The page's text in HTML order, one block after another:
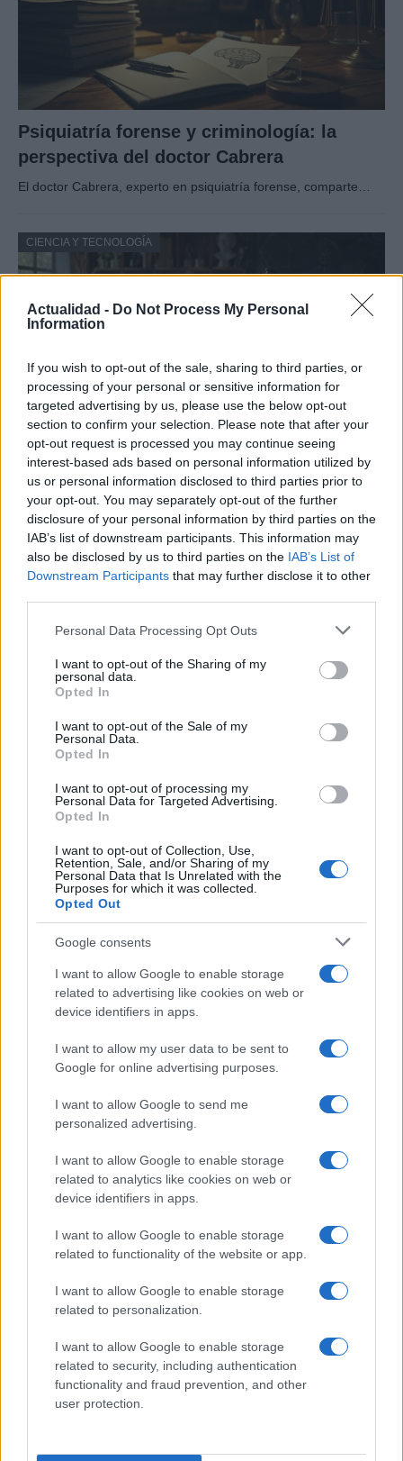
Actualidad - Do Not Process My Personal
Information
If you wish to opt-out of the sale, sharing to third parties, or
processing of your personal or sensitive information for
targeted advertising by us, please use the below opt-out
section to confirm your selection. Please note that after your
opt-out request is processed you may continue seeing
interest-based ads based on personal information utilized by
us or personal information disclosed to third parties prior to
your opt-out. You may separately opt-out of the further
disclosure of your personal information by third parties on the
IAB’s list of downstream participants. This information may
also be disclosed by us to third parties on the IAB’s List of
Downstream Participants that may further disclose it to other
Please note that this website/app uses one or more Google
not limited to your visit or usage behaviour. You may click to
grant or deny consent to Google and its third-party tags to
use your data for below specified purposes in below Google
consent section.
Personal Data Processing Opt Outs
I want to opt-out of the Sharing of my
personal data.
Opted In
I want to opt-out of the Sale of my
Personal Data.
Opted In
I want to opt-out of processing my
Personal Data for Targeted Advertising.
Opted In
I want to opt-out of Collection, Use,
Retention, Sale, and/or Sharing of my
Personal Data that Is Unrelated with the
Purposes for which it was collected.
Opted Out
Google consents
I want to allow Google to enable storage
related to advertising like cookies on web or
device identifiers in apps.
I want to allow my user data to be sent to
Google for online advertising purposes.
I want to allow Google to send me
personalized advertising.
I want to allow Google to enable storage
related to analytics like cookies on web or
device identifiers in apps.
I want to allow Google to enable storage
related to functionality of the website or app.
I want to allow Google to enable storage
related to personalization.
I want to allow Google to enable storage
related to security, including authentication
functionality and fraud prevention, and other
user protection.
Psiquiatría forense y criminología: la
perspectiva del doctor Cabrera
El doctor Cabrera, experto en psiquiatría forense, comparte…
CIENCIA Y TECNOLOGÍA
Guía para definir intereses y
competencias en carreras STEAM
Identifica tus intereses y competencias en datos, IA,…
CIENCIA Y TECNOLOGÍA
Protocolos de seguridad ocular y
consejos para fotografiar eclipses solares
Un eclipse solar es un espectáculo natural que…
CIENCIA Y TECNOLOGÍA
Cómo elegir una carrera STEAM: perfiles
Descubre cómo elegir la mejor opción en STEAM:…
CIENCIA Y TECNOLOGÍA